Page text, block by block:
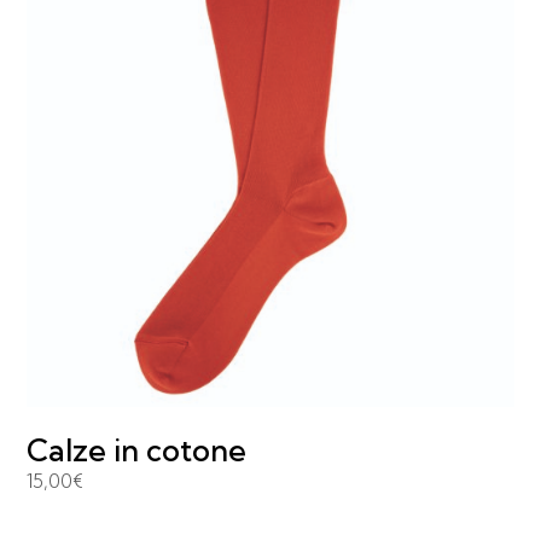
Calze in cotone
15,00€